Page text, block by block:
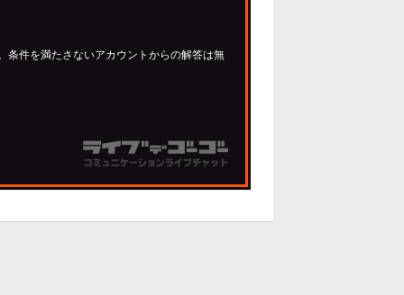
件を満たさないアカウントからの解答は無